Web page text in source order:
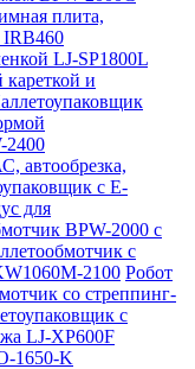
плита,
IRB460
LJ-SP1800L
и
2400
автообрезка,
с Е-
для
BPW-2000 с
с
2100 Робот
со стреппинг-
с
LJ-XP600F
1650-K